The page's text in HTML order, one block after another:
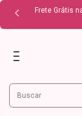
Frete Grátis